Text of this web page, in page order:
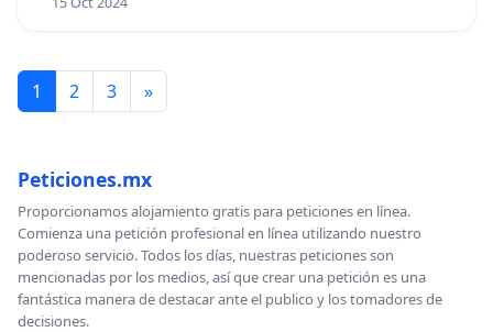
1 2 3 »
Peticiones.mx
Proporcionamos alojamiento gratis para peticiones en línea.
Comienza una petición profesional en línea utilizando nuestro
poderoso servicio. Todos los días, nuestras peticiones son
mencionadas por los medios, así que crear una petición es una
fantástica manera de destacar ante el publico y los tomadores de
decisiones.